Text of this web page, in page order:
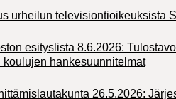
urheilun televisiontioikeuksista
esityslista 8.6.2026:
hankesuunnitelmat
26.5.2026: